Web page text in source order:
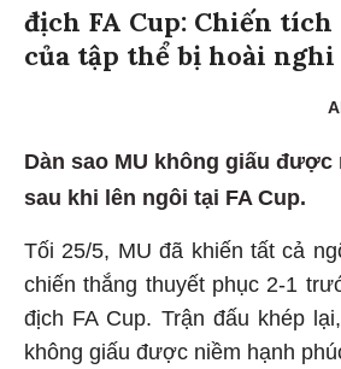
địch FA Cup: Chiến
của tập thể bị hoài nghi
Dàn sao MU không giấu được
sau khi lên ngôi tại FA Cup.
Tối 25/5, MU đã khiến tất cả
chiến thắng thuyết phục 2-1
địch FA Cup. Trận đấu khép
không giấu được niềm hạnh